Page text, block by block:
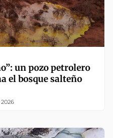
un pozo petrolero
el bosque salteño